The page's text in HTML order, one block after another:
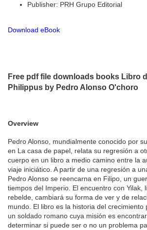
Publisher: PRH Grupo Editorial
Download eBook
Free pdf file downloads books Libro
Philippus by Pedro Alonso O'choro
Overview
Pedro Alonso, mundialmente conocido por
en La casa de papel, relata su regresión a
cuerpo en un libro a medio camino entre la
viaje iniciático. A partir de una regresión a
Pedro Alonso se reencarna en Filipo, un
tiempos del Imperio. El encuentro con Yilak,
rebelde, cambiará su forma de ver y de
mundo. El libro es la historia del crecimiento
un soldado romano cuya misión es
determinar si puede ser o no un problema